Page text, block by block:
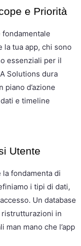
e Priorità
la tua app, chi sono
essenziali per il
Solutions dura
d’azione
e timeline
Utente
fondamenta di
i tipi di dati,
Un database
ristrutturazioni in
mano che l’app